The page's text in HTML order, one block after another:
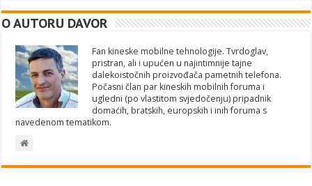
O AUTORU DAVOR
Fan kineske mobilne tehnologije. Tvrdoglav,
pristran, ali i upućen u najintimnije tajne
dalekoistočnih proizvođača pametnih telefona.
Počasni član par kineskih mobilnih foruma i
ugledni (po vlastitom svjedočenju) pripadnik
domaćih, bratskih, europskih i inih foruma s
navedenom tematikom.